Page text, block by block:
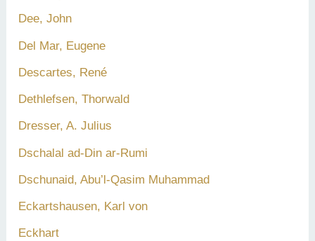
Dee, John
Del Mar, Eugene
Descartes, René
Dethlefsen, Thorwald
Dresser, A. Julius
Dschalal ad-Din ar-Rumi
Dschunaid, Abu’l-Qasim Muhammad
Eckartshausen, Karl von
Eckhart